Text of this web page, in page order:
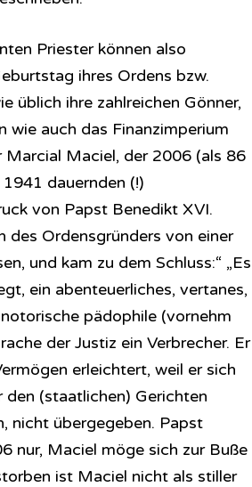
Priester können also
ihres Ordens bzw.
üblich ihre zahlreichen Gönner,
wie auch das Finanzimperium
Maciel, der 2006 (als 86
dauernden (!)
von Papst Benedikt XVI.
Ordensgründers von einer
und kam zu dem Schluss:“ „Es
ein abenteuerliches, vertanes,
pädophile (vornehm
der Justiz ein Verbrecher. Er
erleichtert, weil er sich
(staatlichen) Gerichten
nicht übergegeben. Papst
nur, Maciel möge sich zur Buße
ist Maciel nicht als stiller